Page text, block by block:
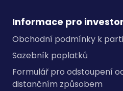
Informace pro
Obchodní podmínky k
Sazebník poplatků
Formulář pro odstoupení
distančním způsobem